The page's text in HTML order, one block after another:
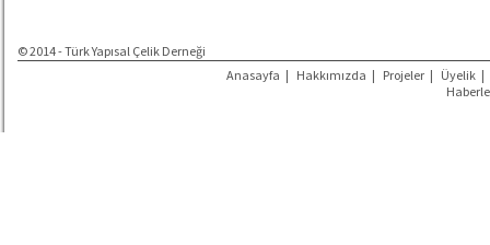
© 2014 - Türk Yapısal Çelik Derneği
Anasayfa | Hakkımızda | Projeler | Üyelik |